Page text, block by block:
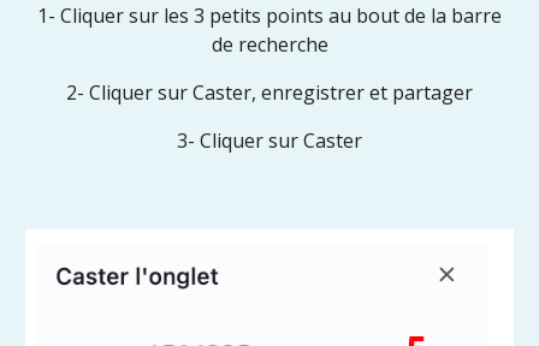
1- Cliquer sur les 3 petits points au bout de la barre
de recherche
2- Cliquer sur Caster, enregistrer et partager
3- Cliquer sur Caster